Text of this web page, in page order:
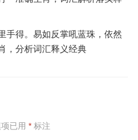
手得。易如反掌吼蓝珠，依然
，分析词汇释义经典
已用 *标注